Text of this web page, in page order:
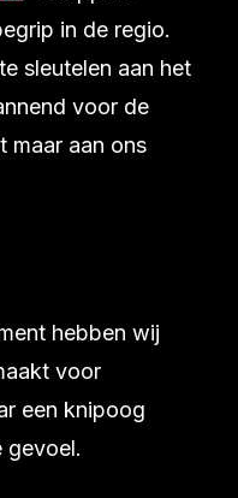
in de regio.
sleutelen aan het
voor de
maar aan ons
hebben wij
voor
een knipoog
gevoel.